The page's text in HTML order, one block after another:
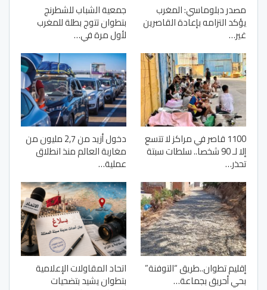
مصدر دبلوماسي: المغرب
يؤكد التزامه بإعادة القاصرين
غير…
جمعية الشباب للشطرنج
بتطوان تتوج بطلة للمغرب
لأول مرة في…
1100 قاصر في مراكز لا تتسع
إلا لـ 90 شخصا.. سلطات سبتة
تحذر…
دخول أزيد من 2,7 مليون من
مغاربة العالم منذ انطلاق
عملية…
إقليم تطوان..طريق “التوفنة”
بحي أحريق بجماعة…
اتحاد المقاولات الإعلامية
بتطوان يشيد بتضحيات